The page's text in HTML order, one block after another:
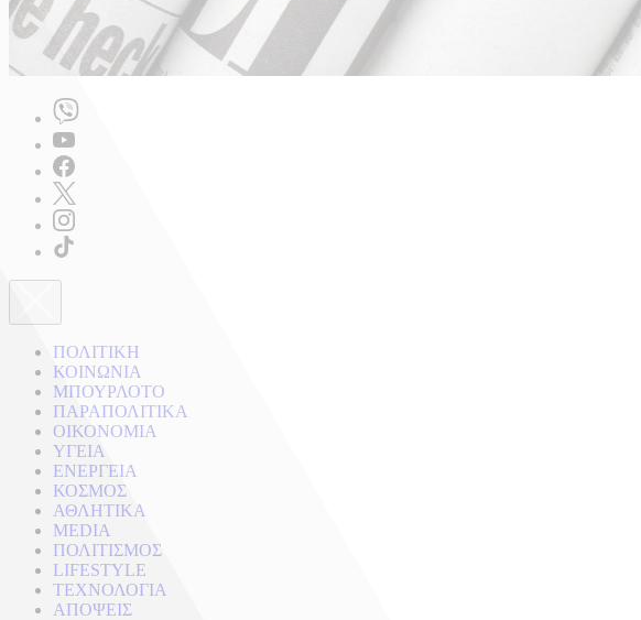
ΠΟΛΙΤΙΚΗ
ΚΟΙΝΩΝΙΑ
ΜΠΟΥΡΛΟΤΟ
ΠΑΡΑΠΟΛΙΤΙΚΑ
ΟΙΚΟΝΟΜΙΑ
ΥΓΕΙΑ
ΕΝΕΡΓΕΙΑ
ΚΟΣΜΟΣ
ΑΘΛΗΤΙΚΑ
MEDIA
ΠΟΛΙΤΙΣΜΟΣ
LIFESTYLE
ΤΕΧΝΟΛΟΓΙΑ
ΑΠΟΨΕΙΣ